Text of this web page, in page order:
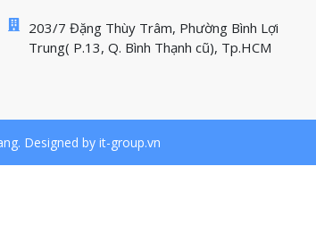
203/7 Đặng Thùy Trâm, Phường Bình Lợi
Trung( P.13, Q. Bình Thạnh cũ), Tp.HCM
Designed by it-group.vn